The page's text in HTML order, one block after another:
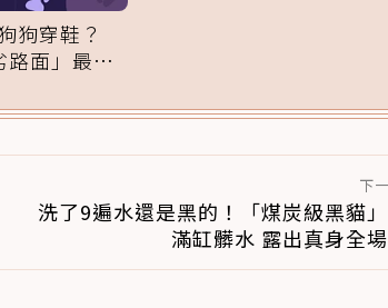
狗穿鞋？
路面」最傷
下
洗了9遍水還是黑的！「煤炭級黑貓
滿缸髒水 露出真身全